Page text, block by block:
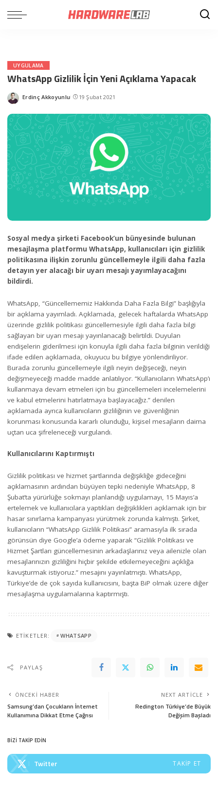
UYGULAMA
WhatsApp Gizlilik İçin Yeni Açıklama Yapacak
Posted
Erdinç Akkoyunlu 19 Şubat 2021
Sosyal medya şirketi Facebook’un bünyesinde bulunan
mesajlaşma platformu WhatsApp, kullanıcıları için gizlilik
politikasına ilişkin zorunlu güncellemeyle ilgili daha fazla
detayın yer alacağı bir uyarı mesajı yayımlayacağını
bildirdi.
WhatsApp, “Güncellememiz Hakkında Daha Fazla Bilgi” başlığıyla
bir açıklama yayımladı. Açıklamada, gelecek haftalarda WhatsApp
üzerinde gizlilik politikası güncellemesiyle ilgili daha fazla bilgi
sağlayan bir uyarı mesajı yayınlanacağı belirtildi. Duyulan
endişelerin giderilmesi için konuyla ilgili daha fazla bilginin verildiği
ifade edilen açıklamada, okuyucu bu bilgiye yönlendiriliyor.
Burada zorunlu güncellemeyle ilgili neyin değişeceği, neyin
değişmeyeceği madde madde anlatılıyor. “Kullanıcıların WhatsApp’ı
kullanmaya devam etmeleri için bu güncellemeleri incelemelerini
ve kabul etmelerini hatırlatmaya başlayacağız.” denilen
açıklamada ayrıca kullanıcıların gizliliğinin ve güvenliğinin
korunması konusunda kararlı olunduğu, kişisel mesajların daima
uçtan uca şifreleneceği vurgulandı.
Kullanıcılarını Kaptırmıştı
Gizlilik politikası ve hizmet şartlarında değişikliğe gideceğini
açıklamasının ardından büyüyen tepki nedeniyle WhatsApp, 8
Şubat’ta yürürlüğe sokmayı planlandığı uygulamayı, 15 Mayıs’a
ertelemek ve kullanıcılara yaptıkları değişiklikleri açıklamak için bir
hasar sınırlama kampanyası yürütmek zorunda kalmıştı. Şirket,
kullanıcıların “WhatsApp Gizlilik Politikası” aramasıyla ilk sırada
görünsün diye Google’a ödeme yaparak “Gizlilik Politikası ve
Hizmet Şartları güncellemesinin arkadaşlarınız veya ailenizle olan
mesajlarınızın gizliliğini hiçbir şekilde etkilemeyeceğini açıklığa
kavuşturmak istiyoruz.” mesajını yayınlatmıştı. WhatsApp,
Türkiye’de de çok sayıda kullanıcısını, başta BiP olmak üzere diğer
mesajlaşma uygulamalarına kaptırmıştı.
ETIKETLER: WHATSAPP
PAYLAŞ
ÖNCEKI HABER
Samsung’dan Çocukların İnternet
Kullanımına Dikkat Etme Çağrısı
NEXT ARTICLE
Redington Türkiye’de Büyük
Değişim Başladı
BİZİ TAKİP EDİN
Twitter TAKIP ET